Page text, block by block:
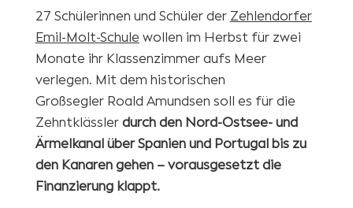
27 Schülerinnen und Schüler der Zehlendorfer
Emil-Molt-Schule wollen im Herbst für zwei
Monate ihr Klassenzimmer aufs Meer
verlegen. Mit dem historischen
Großsegler Roald Amundsen soll es für die
Zehntklässlerdurch den Nord-Ostsee- und
Ärmelkanal über Spanien und Portugal bis zu
den Kanaren gehen – vorausgesetzt die
Finanzierung klappt.